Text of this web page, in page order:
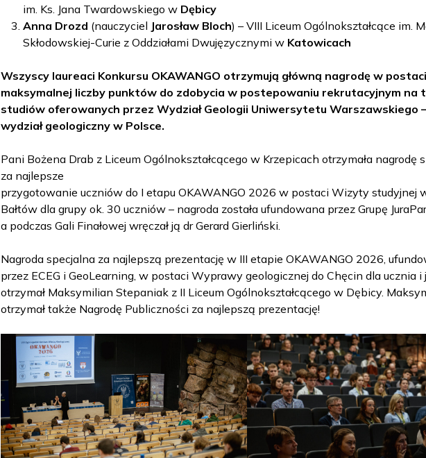
im. Ks. Jana Twardowskiego w Dębicy
Anna Drozd (nauczyciel Jarosław Bloch) – VIII Liceum Ogólnokształcące im.
Skłodowskiej-Curie z Oddziałami Dwujęzycznymi w Katowicach
Wszyscy laureaci Konkursu OKAWANGO otrzymują główną nagrodę w postaci
maksymalnej liczby punktów do zdobycia w postepowaniu rekrutacyjnym na
studiów oferowanych przez Wydział Geologii Uniwersytetu Warszawskiego
wydział geologiczny w Polsce.
Pani Bożena Drab z Liceum Ogólnokształcącego w Krzepicach otrzymała nagrodę
za najlepsze
przygotowanie uczniów do I etapu OKAWANGO 2026 w postaci Wizyty studyjnej
Bałtów dla grupy ok. 30 uczniów – nagroda została ufundowana przez Grupę
a podczas Gali Finałowej wręczał ją dr Gerard Gierliński.
Nagroda specjalna za najlepszą prezentację w III etapie OKAWANGO 2026,
przez ECEG i GeoLearning, w postaci Wyprawy geologicznej do Chęcin dla ucznia i
otrzymał Maksymilian Stepaniak z II Liceum Ogólnokształcącego w Dębicy.
otrzymał także Nagrodę Publiczności za najlepszą prezentację!